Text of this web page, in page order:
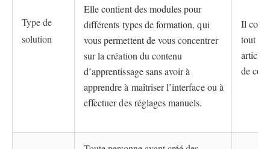
Type de
solution
Elle contient des modules pour
différents types de formation, qui
vous permettent de vous concentrer
sur la création du contenu
d’apprentissage sans avoir à
apprendre à maîtriser l’interface ou à
effectuer des réglages manuels.
Il
tout
de